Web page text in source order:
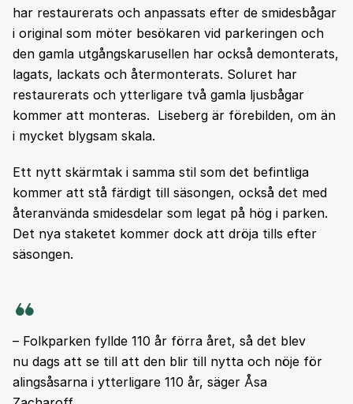
har restaurerats och anpassats efter de smidesbågar
i original som möter besökaren vid parkeringen och
den gamla utgångskarusellen har också demonterats,
lagats, lackats och återmonterats. Soluret har
restaurerats och ytterligare två gamla ljusbågar
kommer att monteras. Liseberg är förebilden, om än
i mycket blygsam skala.
Ett nytt skärmtak i samma stil som det befintliga
kommer att stå färdigt till säsongen, också det med
återanvända smidesdelar som legat på hög i parken.
Det nya staketet kommer dock att dröja tills efter
säsongen.
– Folkparken fyllde 110 år förra året, så det blev
nu dags att se till att den blir till nytta och nöje för
alingsåsarna i ytterligare 110 år, säger Åsa